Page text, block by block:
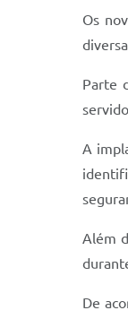
Os
Parte
A
Além
De